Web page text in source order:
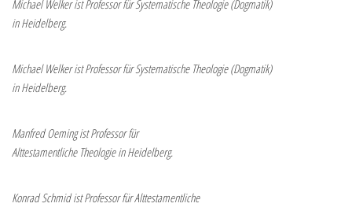
Michael Welker ist Professor für Systematische Theologie (Dogmatik)
in Heidelberg.
Michael Welker ist Professor für Systematische Theologie (Dogmatik)
in Heidelberg.
Manfred Oeming ist Professor für
Alttestamentliche Theologie in Heidelberg.
Konrad Schmid ist Professor für Alttestamentliche